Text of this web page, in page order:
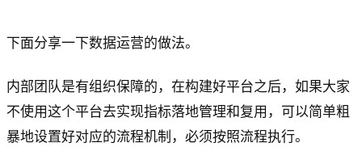
下面分享一下数据运营的做法。
内部团队是有组织保障的，在构建好平台之后，如果大家
不使用这个平台去实现指标落地管理和复用，可以简单粗
暴地设置好对应的流程机制，必须按照流程执行。